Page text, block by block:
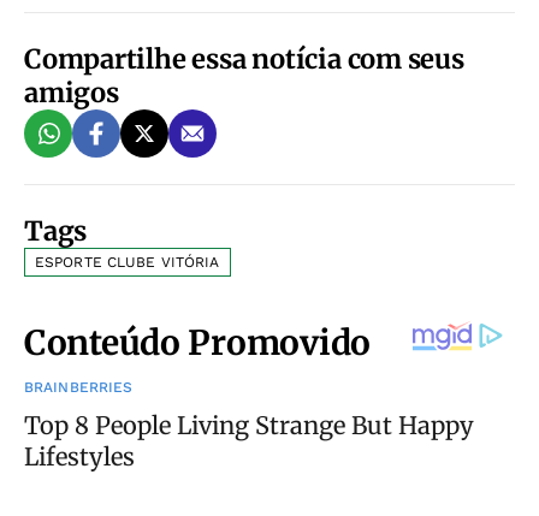
Compartilhe essa notícia com seus
amigos
Tags
ESPORTE CLUBE VITÓRIA